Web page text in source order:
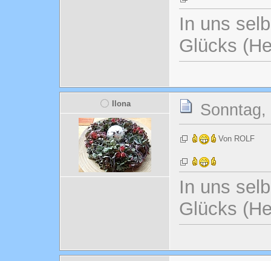
In uns
Glücks
Ilona
Von ROLF
In uns
Glücks